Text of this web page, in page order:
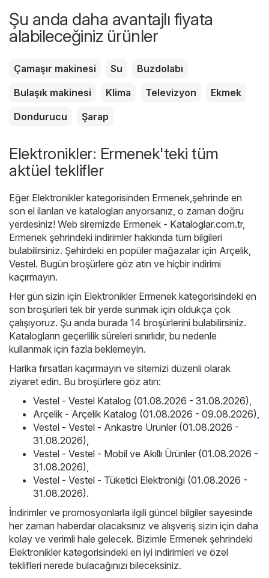
Şu anda daha avantajlı fiyata
alabileceğiniz ürünler
Çamaşır makinesi Su
Buzdolabı
Bulaşık makinesi
Klima Televizyon
Ekmek
Dondurucu
Şarap
Elektronikler: Ermenek'teki tüm
aktüel teklifler
Eğer Elektronikler kategorisinden Ermenek,şehrinde en
son el ilanları ve katalogları arıyorsanız, o zaman doğru
yerdesiniz! Web siremizde Ermenek - Kataloglar.com.tr,
Ermenek şehrindeki indirimler hakkında tüm bilgileri
bulabilirsiniz. Şehirdeki en popüler mağazalar için Arçelik,
Vestel. Bugün broşürlere göz atın ve hiçbir indirimi
kaçırmayın.
Her gün sizin için Elektronikler Ermenek kategorisindeki en
son broşürleri tek bir yerde sunmak için oldukça çok
çalışıyoruz. Şu anda burada 14 broşürlerini bulabilirsiniz.
Katalogların geçerlilik süreleri sınırlıdır, bu nedenle
kullanmak için fazla beklemeyin.
Harika fırsatları kaçırmayın ve sitemizi düzenli olarak
ziyaret edin. Bu broşürlere göz atın:
Vestel - Vestel Katalog (01.08.2026 - 31.08.2026),
Arçelik - Arçelik Katalog (01.08.2026 - 09.08.2026),
Vestel - Vestel - Ankastre Ürünler (01.08.2026 -
31.08.2026),
Vestel - Vestel - Mobil ve Akıllı Ürünler (01.08.2026 -
31.08.2026),
Vestel - Vestel - Tüketici Elektroniği (01.08.2026 -
31.08.2026).
İndirimler ve promosyonlarla ilgili güncel bilgiler sayesinde
her zaman haberdar olacaksınız ve alışveriş sizin için daha
kolay ve verimli hale gelecek. Bizimle Ermenek şehrindeki
Elektronikler kategorisindeki en iyi indirimleri ve özel
teklifleri nerede bulacağınızı bileceksiniz.